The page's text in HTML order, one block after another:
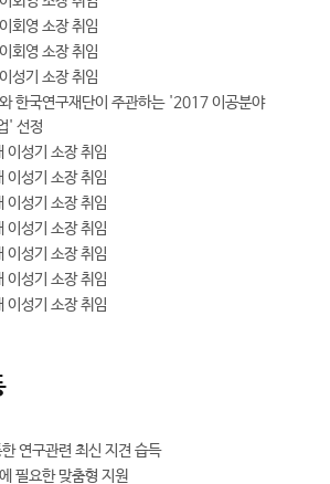
회영 소장 취임
회영 소장 취임
성기 소장 취임
한국연구재단이 주관하는 '2017 이공분야
' 선정
이성기 소장 취임
이성기 소장 취임
이성기 소장 취임
이성기 소장 취임
이성기 소장 취임
이성기 소장 취임
이성기 소장 취임
연구관련 최신 지견 습득
필요한 맞춤형 지원